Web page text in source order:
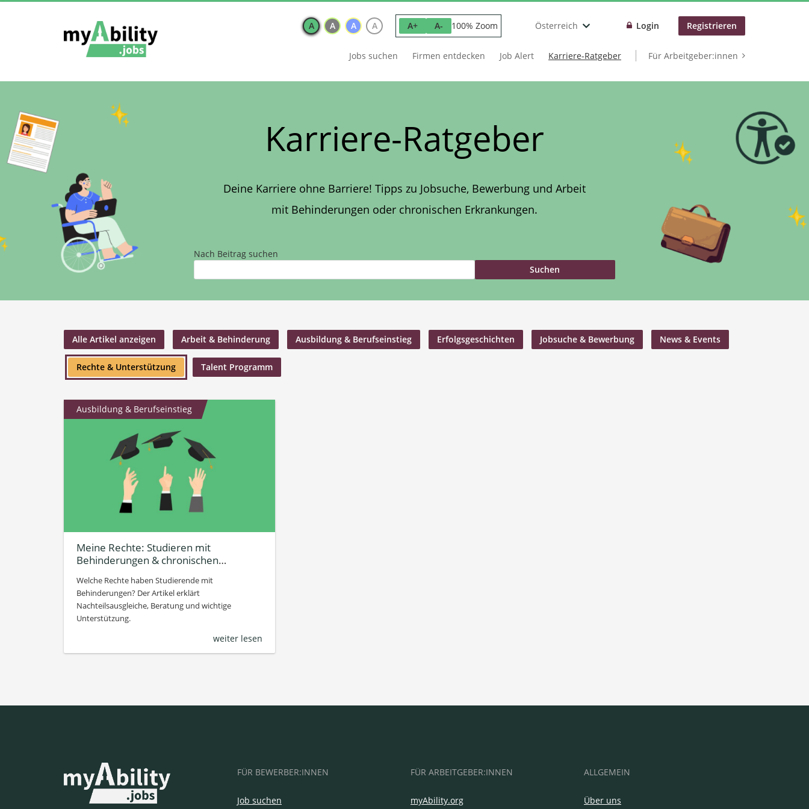
A A A A A+ A- 100% Zoom Österreich Login Registrieren
Jobs suchen Firmen entdecken Job Alert Karriere-Ratgeber Für Arbeitgeber:innen
Karriere-Ratgeber
Deine Karriere ohne Barriere! Tipps zu Jobsuche, Bewerbung und Arbeit
mit Behinderungen oder chronischen Erkrankungen.
Nach Beitrag suchen
Alle Artikel anzeigen Arbeit & Behinderung Ausbildung & Berufseinstieg Erfolgsgeschichten Jobsuche & Bewerbung News & Events
Rechte & Unterstützung Talent Programm
Ausbildung & Berufseinstieg
Meine Rechte: Studieren mit
Behinderungen & chronischen
Welche Rechte haben Studierende mit
Behinderungen? Der Artikel erklärt
Nachteilsausgleiche, Beratung und wichtige
Unterstützung.
weiter lesen
FÜR BEWERBER:INNEN
Job suchen
FÜR ARBEITGEBER:INNEN
myAbility.org
ALLGEMEIN
Über uns